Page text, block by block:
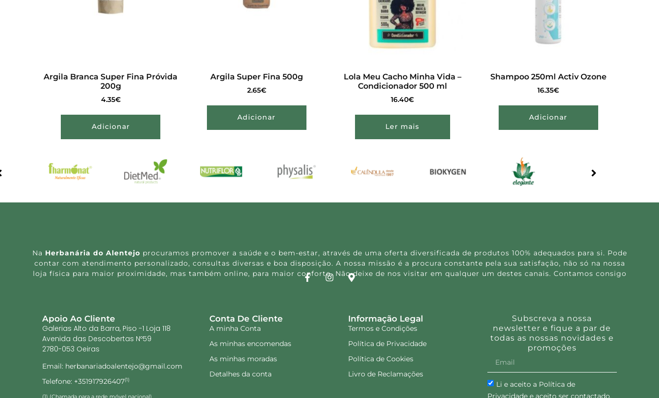
Argila Branca Super Fina Próvida
200g
4.35€
Adicionar
Argila Super Fina 500g
2.65€
Adicionar
Lola Meu Cacho Minha Vida –
Condicionador 500 ml
16.40€
Ler mais
Shampoo 250ml Activ Ozone
16.35€
Adicionar
Na Herbanária do Alentejo procuramos promover a saúde e o bem-estar, através de uma oferta diversificada de produtos 100% adequados para si. Pode
contar com atendimento personalizado, consultas diversas e boa disposição. A nossa missão é a procura constante pela sua satisfação, não só na nossa
loja física para maior proximidade, mas também online, para maior conforto. Não deixe de nos visitar em qualquer um destes canais. Contamos consigo
Apoio Ao Cliente
Galerias Alto da Barra, Piso -1 Loja 118
Avenida das Descobertas Nº59
2780-053 Oeiras
Email: herbanariadoalentejo@gmail.com
Telefone: +351917926407(1)
(1) (Chamada para a rede móvel nacional)
Conta De Cliente
A minha Conta
As minhas encomendas
As minhas moradas
Detalhes da conta
Informação Legal
Termos e Condições
Política de Privacidade
Política de Cookies
Livro de Reclamações
Subscreva a nossa
newsletter e fique a par de
todas as nossas novidades e
promoções
Li e aceito a Política de
Privacidade e aceito ser contactado.